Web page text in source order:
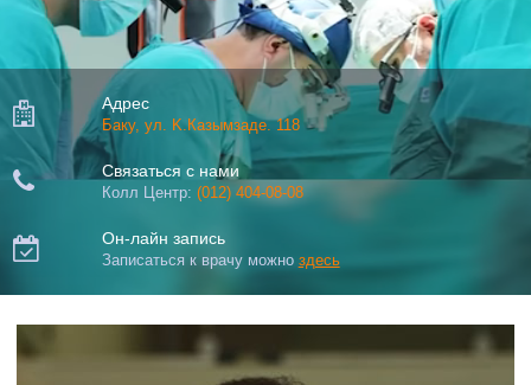
 Адрес
Баку, ул. K.Казымзаде. 118
 Связаться с нами
Колл Центр: (012) 404-08-08
 Он-лайн запись
Записаться к врачу можно здесь